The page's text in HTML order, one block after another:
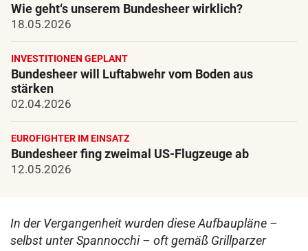
Wie geht‘s unserem Bundesheer wirklich?
18.05.2026
INVESTITIONEN GEPLANT
Bundesheer will Luftabwehr vom Boden aus
stärken
02.04.2026
EUROFIGHTER IM EINSATZ
Bundesheer fing zweimal US-Flugzeuge ab
12.05.2026
In der Vergangenheit wurden diese Aufbaupläne –
selbst unter Spannocchi – oft gemäß Grillparzer